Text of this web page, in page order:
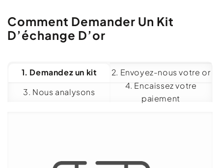
Comment Demander Un Kit
D’échange D’or
1. Demandez un kit
2. Envoyez-nous votre or
3. Nous analysons
4. Encaissez votre
paiement